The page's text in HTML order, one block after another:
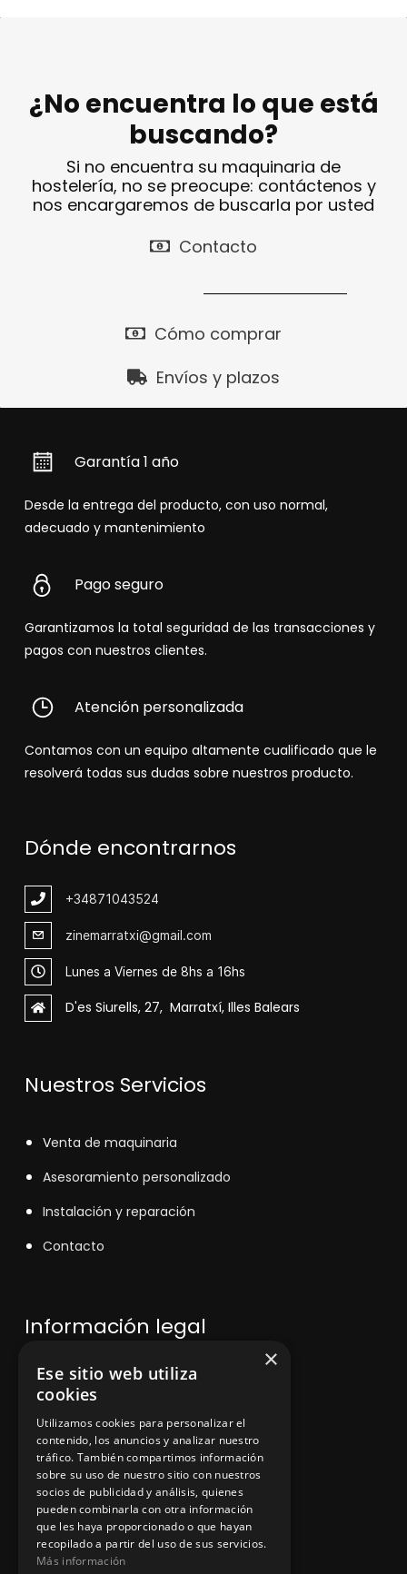
¿No encuentra lo que está
buscando?
Si no encuentra su maquinaria de
hostelería, no se preocupe: contáctenos y
nos encargaremos de buscarla por usted
Contacto
Cómo comprar
Envíos y plazos
Garantía 1 año
Desde la entrega del producto, con uso normal,
adecuado y mantenimiento
Pago seguro
Garantizamos la total seguridad de las transacciones y
pagos con nuestros clientes.
Atención personalizada
Contamos con un equipo altamente cualificado que le
resolverá todas sus dudas sobre nuestros producto.
Dónde encontrarnos
+34871043524
zinemarratxi@gmail.com
Lunes a Viernes de 8hs a 16hs
D'es Siurells, 27, Marratxí, Illes Balears
Nuestros Servicios
Venta de maquinaria
Asesoramiento personalizado
Instalación y reparación
Contacto
Información legal
Política de privacidad
Aviso legal
App Zine Hostelería
×
Ese sitio web utiliza
cookies
Utilizamos cookies para personalizar el
contenido, los anuncios y analizar nuestro
tráfico. También compartimos información
sobre su uso de nuestro sitio con nuestros
socios de publicidad y análisis, quienes
pueden combinarla con otra información
que les haya proporcionado o que hayan
recopilado a partir del uso de sus servicios.
Más información